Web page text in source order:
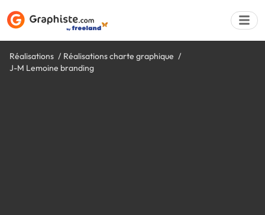
Réalisations
Réalisations charte graphique
J-M Lemoine branding